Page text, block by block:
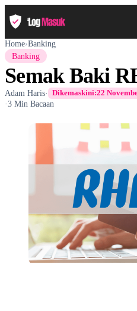
Home›Banking
Banking
Semak Baki
Adam Haris· Dikemaskini:22
·3 Min Bacaan